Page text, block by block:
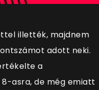
illették, majdnem
adott neki.
a
asra, de még emiatt